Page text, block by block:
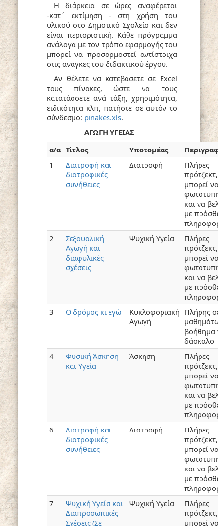
Η διάρκεια σε ώρες αναφέρεται
-κατ΄ εκτίμηση - στη χρήση του
υλικού στο Δημοτικό Σχολείο και δεν
είναι περιοριστική. Κάθε πρόγραμμα
ανάλογα με τον τρόπο εφαρμογής του
μπορεί να προσαρμοστεί αντίστοιχα
στις ανάγκες του διδακτικού έργου.
Αν θέλετε να κατεβάσετε σε Excel
τους πίνακες, ώστε να τους
κατατάσσετε ανά τάξη, χρησιμότητα,
ειδικότητα κλπ, πατήστε σε αυτόν το
σύνδεσμο: pinakes.xls.
ΑΓΩΓΗ ΥΓΕΙΑΣ
α/α Τίτλος Υποτομέας
1
Διατροφή και
διατροφικές
συνήθειες
Διατροφή
Πλήρες
πρότζεκτ,
μπορεί να
και να
με
2
Σεξουαλική
Αγωγή και
διαφυλικές
σχέσεις
Ψυχική Υγεία
Πλήρες
πρότζεκτ,
μπορεί να
και να
με
3
Ο δρόμος κι εγώ
Κυκλοφοριακή
Αγωγή
Πλήρης
βοήθημα
δάσκαλο
4
Φυσική Άσκηση
και Υγεία
Άσκηση
Πλήρες
πρότζεκτ,
μπορεί να
και να
με
6
Διατροφή και
διατροφικές
συνήθειες
Διατροφή
Πλήρες
πρότζεκτ,
μπορεί να
και να
με
7
Ψυχική Υγεία και
Διαπροσωπικές
Σχέσεις (Σε
Ψυχική Υγεία
Πλήρες
πρότζεκτ,
μπορεί να